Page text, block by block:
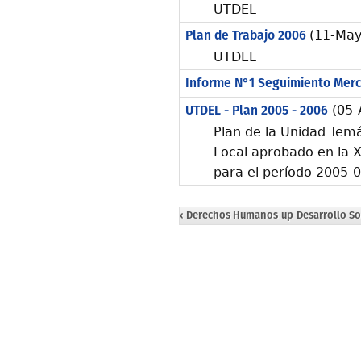
UTDEL
Plan de Trabajo 2006 (11-
UTDEL
Informe N°1 Seguimiento
UTDEL - Plan 2005 - 2006(05-
Plan de la Unidad
Local aprobado en la
para el período 2005-
‹ Derechos Humanosup Desarrollo